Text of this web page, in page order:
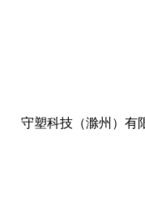
守塑科技（滁州）有